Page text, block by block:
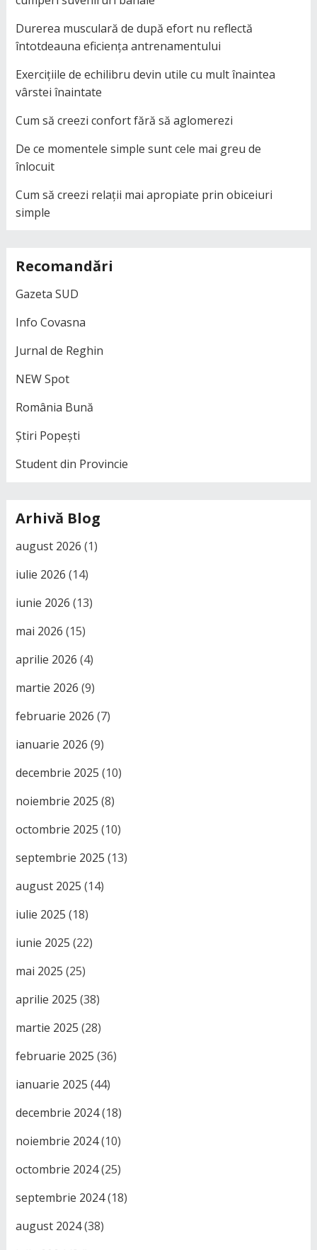
Durerea musculară de după efort nu reflectă
întotdeauna eficiența antrenamentului
Exercițiile de echilibru devin utile cu mult înaintea
vârstei înaintate
Cum să creezi confort fără să aglomerezi
De ce momentele simple sunt cele mai greu de
înlocuit
Cum să creezi relații mai apropiate prin obiceiuri
simple
Recomandări
Gazeta SUD
Info Covasna
Jurnal de Reghin
NEW Spot
România Bună
Știri Popești
Student din Provincie
Arhivă Blog
august 2026 (1)
iulie 2026 (14)
iunie 2026 (13)
mai 2026 (15)
aprilie 2026 (4)
martie 2026 (9)
februarie 2026 (7)
ianuarie 2026 (9)
decembrie 2025 (10)
noiembrie 2025 (8)
octombrie 2025 (10)
septembrie 2025 (13)
august 2025 (14)
iulie 2025 (18)
iunie 2025 (22)
mai 2025 (25)
aprilie 2025 (38)
martie 2025 (28)
februarie 2025 (36)
ianuarie 2025 (44)
decembrie 2024(18)
noiembrie 2024(10)
octombrie 2024(25)
septembrie 2024(18)
august 2024(38)